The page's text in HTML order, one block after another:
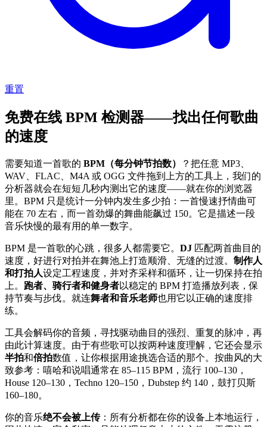
重置
免费在线 BPM 检测器——找出任何歌曲
的速度
需要知道一首歌的 BPM（每分钟节拍数）
？把任意 MP3、
WAV、FLAC、M4A 或 OGG 文件拖到上方的工具上，我们的
分析器就会在短短几秒内测出它的速度——就在你的浏览器
里。BPM 只是统计一分钟内发生多少拍：一首慢速抒情曲可
能在 70 左右，而一首劲爆的舞曲能飙过 150。它是描述一段
音乐快慢的最有用的单一数字。
BPM 是一首歌的心跳，很多人都需要它。 DJ 匹配两首曲目的
速度，好进行对拍并在舞池上打造顺滑、无缝的过渡。 制作人
和打拍人设定工程速度，并对齐采样和循环，让一切保持在拍
上。 跑者、骑行者和健身者以稳定的 BPM 打造播放列表，保
持节奏与步伐。就连舞者和音乐老师也用它以正确的速度排
练。
工具会解码你的音频，寻找驱动曲目的强烈、重复的脉冲，再
由此计算速度。由于有些歌可以按两种速度理解，它还会显示
半拍和倍拍数值，让你根据用途挑选合适的那个。按曲风的大
致参考：嘻哈和说唱通常在 85–115 BPM，流行 100–130，
House 120–130，Techno 120–150，Dubstep 约 140，鼓打贝斯
160–180。
你的音乐绝不会被上传：所有分析都在你的设备上本地运行，